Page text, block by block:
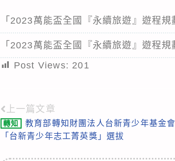
「2023萬能盃全國『永續旅遊』遊程
「2023萬能盃全國『永續旅遊』遊程
Post Views: 201
Read
more
上一篇文章
轉知
教育部轉知財團法人台新青少年基金
「台新青少年志工菁英獎」選拔